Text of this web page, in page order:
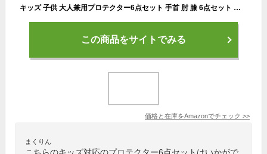
キッズ 子供 大人兼用プロテクター6点セット 手首 肘 膝 6点セット スケボー スケート キックバイク サイクリング スケート 体を守る 自転車 膝 当て 怪我防止 (レッド, S（20~40KG）)
この商品をサイトでみる
価格と在庫をAmazonでチェック >>
まくりん